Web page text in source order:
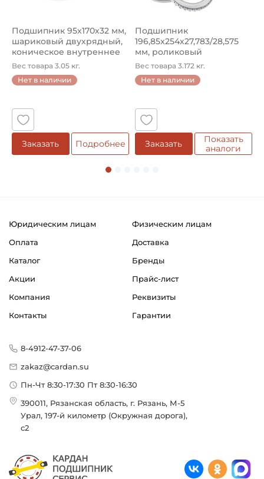
Подшипник 95х170х32 мм,
шариковый двухрядный,
коническое внутреннее
кол...
Вес товара 3.05 кг.
Нет в наличии
Заказать Подробнее
Подшипник
196,85х254х27,783/28,575
мм, роликовый
однорядный конический
...
Вес товара 3.172 кг.
Нет в наличии
Заказать
Показать
аналоги
Юридическим лицам
Физическим лицам
Оплата
Доставка
Каталог
Бренды
Акции
Прайс-лист
Компания
Реквизиты
Контакты
Гарантии
8-4912-47-37-06
zakaz@cardan.su
Пн-Чт 8:30-17:30 Пт 8:30-16:30
390011, Рязанская область, г. Рязань, М-5
Урал, 197-й километр (Окружная дорога),
с2